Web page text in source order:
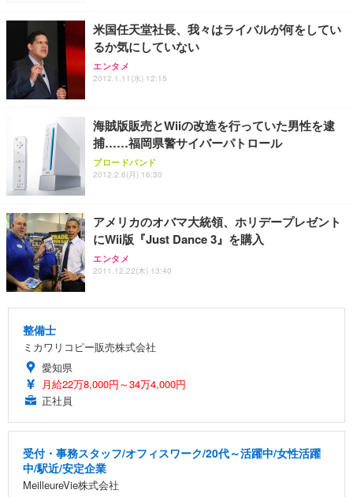
務用 おしゃれ パソコンチェア (ブラック)
Sezlife オフィスチェア デスクチェア 疲れない テレ
ワーク チェア 強化バックレスト 30度ロッキング機
能 人間工学 椅子 腰サポート 90度跳ね上げ式アーム
務用 おしゃれ パソコンチェア (ホワイト)
ANDWINT オフィスチェア デスクチェア 肘なし メ
ッシュ 通気性 ランバーサポート付き 腰サポート ガ
ス圧無段階昇降 360度回転 キャスター付き コンパク
【整備済み品】Dell E2724HS 27インチ 液晶モニタ
ー フルHD（1920×1080）VA 非光沢 HDMI/DisplayP
ort/VGA スピーカー内蔵 高さ調整 スイベル VESA対
【MiniLED/24.5inch/280Hz/FHD】GRAPHT THE S
HOOTER Gaming Monitor 24” Essential ゲーミン
グモニター QD 24.5インチ 1ms FHD 量子ドット 残
Smart Basic(スマートベーシック) 【Amazon.co.jp
限定】 Smart Basic アイリスオーヤマ ペットシーツ
超厚型 お徳用 ワイド 100枚入 (x 1) (ケース販売)
アイリスオーヤマ ペットシーツ 超厚型 お徳用 レギ
ュラー 200枚入【Amazon.co.jp限定】
米国任天堂社長、我々はライバルが何をしてい
るか気にしていない
エンタメ
2012.1.11(水) 12:15
海賊版販売とWiiの改造を行っていた男性を逮
捕……福岡県警サイバーパトロール
ブロードバンド
2012.2.6(月) 16:30
アメリカのオバマ大統領、ホリデープレゼント
にWii版『Just Dance 3』を購入
エンタメ
2011.12.22(木) 13:40
整備士
ミカワリコピー販売株式会社
愛知県
月給22万8,000円～34万4,000円
正社員
受付・事務スタッフ/オフィスワーク/20代～活躍中/女性活躍
中/駅近/安定企業
MeilleureVie株式会社